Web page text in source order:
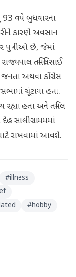
93 વયે બુધવારના
કારણે અવસાન
પુત્રીઓ છે, જેમાં
તમિલિસાઈ
અથવા કોંગ્રેસ
ચૂંટાયા હતા.
રહ્યા હતા અને તમિલ
સાલીગ્રામમમાં
રાખવામાં આવશે.
#illness
#hobby